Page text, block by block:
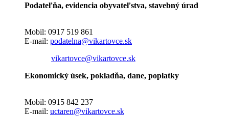
Podateľňa, evidencia obyvateľstva, stavebný úrad
Mobil: 0917 519 861
E-mail: podatelna@vikartovce.sk
vikartovce@vikartovce.sk
Ekonomický úsek, pokladňa, dane, poplatky
Mobil: 0915 842 237
E-mail: uctaren@vikartovce.sk